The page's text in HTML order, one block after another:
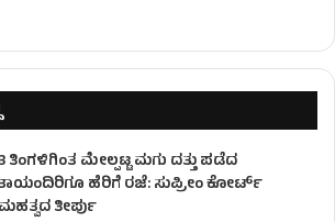
3 ತಿಂಗಳಿಗಿಂತ ಮೇಲ್ಪಟ್ಟ ಮಗು ದತ್ತು ಪಡೆದ
ಹೆರಿಗೆ ರಜೆ: ಸುಪ್ರೀಂ ಕೋರ್ಟ್
ಮಹತ್ವದ ತೀರ್ಪು